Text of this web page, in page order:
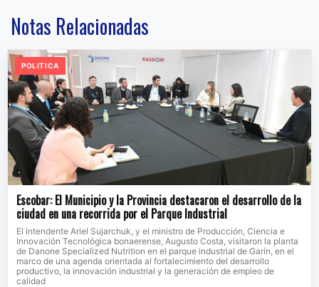
Notas Relacionadas
POLITICA
Escobar: El Municipio y la Provincia destacaron el desarrollo de la
ciudad en una recorrida por el Parque Industrial
El intendente Ariel Sujarchuk, y el ministro de Producción, Ciencia e
Innovación Tecnológica bonaerense, Augusto Costa, visitaron la planta
de Danone Specialized Nutrition en el parque industrial de Garín, en el
marco de una agenda orientada al fortalecimiento del desarrollo
productivo, la innovación industrial y la generación de empleo de
calidad